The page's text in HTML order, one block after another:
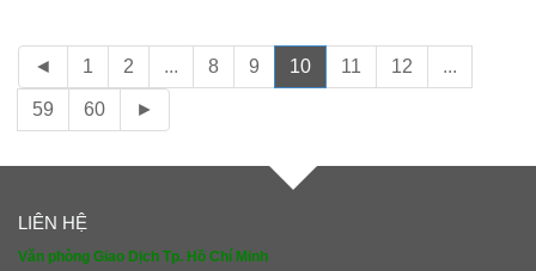
◄ 1 2 ... 8 9 10 11 12 ...
59 60 ►
LIÊN HỆ
Văn phòng Giao Dịch Tp. Hồ Chí Minh